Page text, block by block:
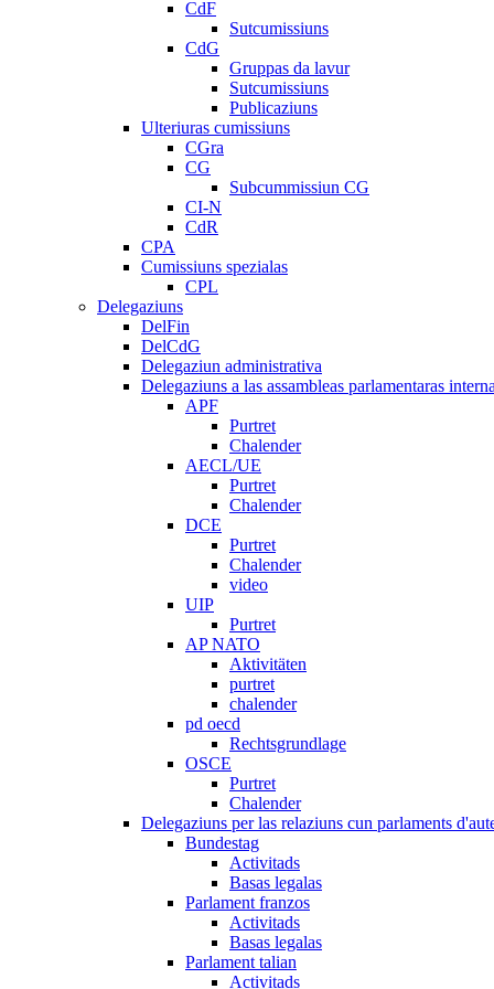
CdF
Sutcumissiuns
CdG
Gruppas da lavur
Sutcumissiuns
Publicaziuns
Ulteriuras cumissiuns
CGra
CG
Subcummissiun CG
CI-N
CdR
CPA
Cumissiuns spezialas
CPL
Delegaziuns
DelFin
DelCdG
Delegaziun administrativa
Delegaziuns a las assambleas parlamentaras
APF
Purtret
Chalender
AECL/UE
Purtret
Chalender
DCE
Purtret
Chalender
video
UIP
Purtret
AP NATO
Aktivitäten
purtret
chalender
pd oecd
Rechtsgrundlage
OSCE
Purtret
Chalender
Delegaziuns per las relaziuns cun parlaments
Bundestag
Activitads
Basas legalas
Parlament franzos
Activitads
Basas legalas
Parlament talian
Activitads